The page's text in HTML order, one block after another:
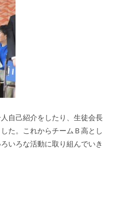
自己紹介をしたり、生徒会長
た。これからチームＢ高とし
いろな活動に取り組んでいき